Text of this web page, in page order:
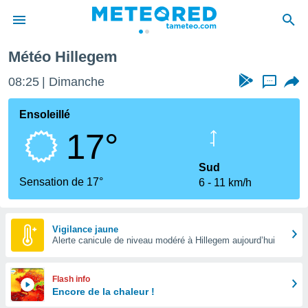
de
Météo Hillegem
08:25 Dimanche ...
Ensoleillé
17°
Sensation de 17°
Sud
6
11 km/h
Vigilance jaune
Alerte canicule de niveau modéré à Hillegem aujourd’hui
Flash info
Encore de la chaleur !